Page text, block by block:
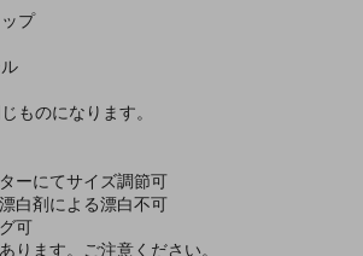
プ
ものになります。
ーにてサイズ調節可
白剤による漂白不可
可
ります。ご注意ください。